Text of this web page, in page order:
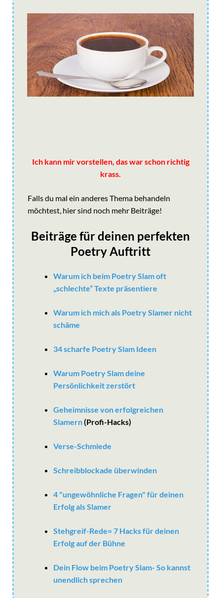
Ich kann mir vorstellen, das war schon richtig
krass.
Falls du mal ein anderes Thema behandeln
möchtest, hier sind noch mehr Beiträge!
Beiträge für deinen perfekten
Poetry Auftritt
Warum ich beim Poetry Slam oft
„schlechte“ Texte präsentiere
Warum ich mich als Poetry Slamer nicht
schäme
34 scharfe Poetry Slam Ideen
Warum Poetry Slam deine
Persönlichkeit zerstört
Geheimnisse von erfolgreichen
Slamern(Profi-Hacks)
Verse-Schmiede
Schreibblockade überwinden
4 "ungewöhnliche Fragen" für deinen
Erfolg als Slamer
Stehgreif-Rede= 7 Hacks für deinen
Erfolg auf der Bühne
Dein Flow beim Poetry Slam- So kannst
unendlich sprechen